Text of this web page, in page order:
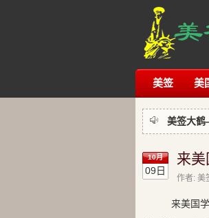
美签 美
美签大鹤
10月
09日
来
作者: 美
来美国